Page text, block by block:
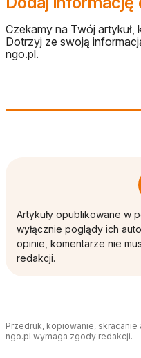
Czekamy na Twój
Dotrzyj ze swoją
ngo.pl.
Artykuły opublikowane w
wyłącznie poglądy ich
opinie, komentarze nie
redakcji.
Przedruk, kopiowanie, skracanie
ngo.pl wymaga zgody redakcji.